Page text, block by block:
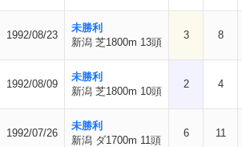
1992/08/23
未勝利
新潟 芝1800m 13頭
3 8
1992/08/09
未勝利
新潟 芝1800m 10頭
2 4
1992/07/26
未勝利
新潟 ダ1700m 11頭
6 11